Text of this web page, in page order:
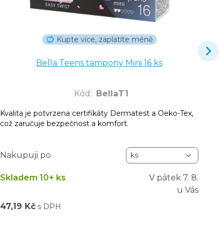
Kupte více, zaplatíte méně
Bella Teens tampony Mini 16 ks
Kód : BellaT1
Kvalita je potvrzena certifikáty Dermatest a Oeko-Tex,
což zaručuje bezpečnost a komfort.
Nakupuji po
Skladem 10+ ks V pátek 7. 8.
u Vás
47,19 Kč s DPH